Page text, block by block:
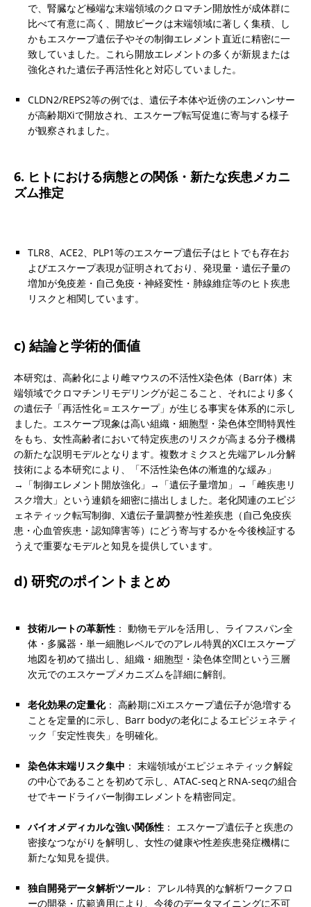
で、腎臓など極端な末端領域のクロマチン開放性が成体群に
比べて有意に高く、開放ピークは末端領域に著しく集積、し
かもエスケープ遺伝子やその制御エレメント直近に精密に一
致していました。これら開放エレメントの多くが新規または
強化された遺伝子再活性化と対応していました。
CLDN2/REPS2等の例では、遺伝子本体や近傍のエンハンサー
が高齢期Xiで開放され、エスケープ転写促進に寄与する様子
が観察されました。
6. ヒトにおける病態との関係・新たな疾患メカニ
ズム推定
TLR8、ACE2、PLP1等のエスケープ遺伝子はヒトでも存在お
よびエスケープ表現が証明されており、発現量・遺伝子量の
増加が免疫差・自己免疫・神経変性・肺線維症等のヒト疾患
リスクと相関しています。
c) 結論と学術的価値
本研究は、高齢化により雌マウスの不活性X染色体（Barr体）末
端領域でクロマチンリモデリングが起こること、それにより多く
の遺伝子「再活性化＝エスケープ」が生じる事実を体系的に示し
ました。エスケープ現象は高い組織・細胞型・染色体空間特異性
をもち、女性高齢者において特定疾患のリスクが高まる分子機構
の新たな説明モデルとなります。複数オミクスと先端アレル分解
技術による本研究により、「不活性染色体の漸進的な緩み」
→「制御エレメント開放強化」→「遺伝子量増加」→「雌疾患リ
スク増大」という連鎖を細密に描出しました。老化関連のエピジ
ェネティック転写制御、X遺伝子量調整が性差疾患（自己免疫疾
患・心血管疾患・認知障害等）にどう寄与するかを今後検証する
うえで重要なモデルと知見を提供しています。
d) 研究のポイントまとめ
技術ルートの革新性 ： 動物モデルを活用し、ライフスパン全
体・多臓器・単一細胞レベルでのアレル特異的XCIエスケープ
地図を初めて描出し、組織・細胞型・染色体空間という三層
次元でのエスケープメカニズムを詳細に解剖。
老化効果の定量化： 高齢期にXiエスケープ遺伝子が急増する
ことを定量的に示し、Barr bodyの老化によるエピジェネティ
ック「安定性喪失」を明確化。
染色体末端リスク集中 ： 末端領域がエピジェネティック解錠
の中心であることを初めて示し、ATAC-seqとRNA-seqの組合
せでキードライバー制御エレメントを精密同定。
バイオメディカルな強い関係性 ： エスケープ遺伝子と疾患の
密接なつながりを解明し、女性の健康や性差疾患発症機構に
新たな知見を提供。
独自開発データ解析ツール： アレル特異的な解析ワークフロ
ーの開発・広範適用により、今後のデータマイニングに不可